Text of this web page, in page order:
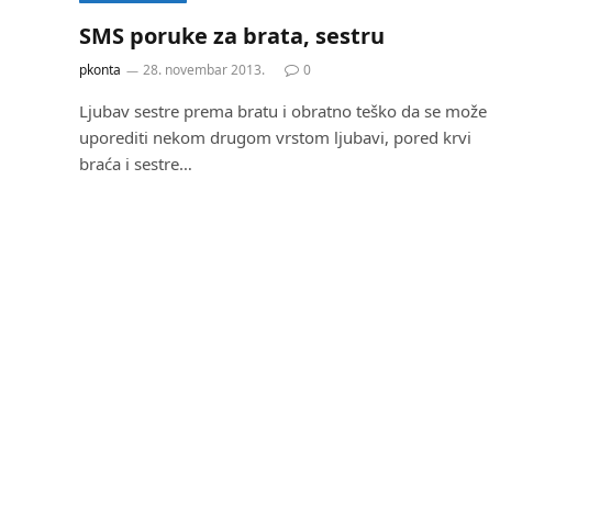
SMS poruke za brata, sestru
pkonta 28. novembar 2013. 0
Ljubav sestre prema bratu i obratno teško da se može
uporediti nekom drugom vrstom ljubavi, pored krvi
braća i sestre…